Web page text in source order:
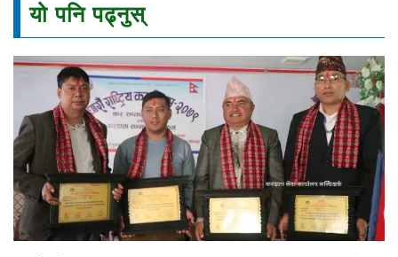
यो पनि पढ्नुस्